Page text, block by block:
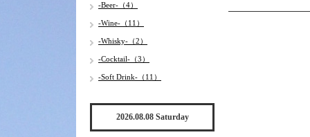
-Beer-（4）
-Wine-（11）
-Whisky-（2）
-Cocktail-（3）
-Soft Drink-（11）
2026.08.08 Saturday